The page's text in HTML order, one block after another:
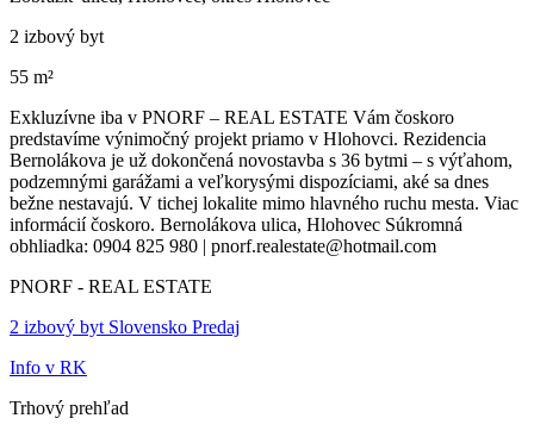
2 izbový byt
55 m²
Exkluzívne iba v PNORF – REAL ESTATE Vám čoskoro
predstavíme výnimočný projekt priamo v Hlohovci. Rezidencia
Bernolákova je už dokončená novostavba s 36 bytmi – s výťahom,
podzemnými garážami a veľkorysými dispozíciami, aké sa dnes
bežne nestavajú. V tichej lokalite mimo hlavného ruchu mesta. Viac
informácií čoskoro. Bernolákova ulica, Hlohovec Súkromná
obhliadka: 0904 825 980 | pnorf.realestate@hotmail.com
PNORF - REAL ESTATE
2 izbový byt Slovensko Predaj
Info v RK
Trhový prehľad